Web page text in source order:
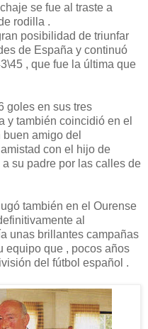
se fue al traste a
rodilla .
posibilidad de triunfar
de España y continuó
, que fue la última que
goles en sus tres
y también coincidió en el
amigo del
con el hijo de
su padre por las calles de
también en el Ourense
al
unas brillantes campañas
equipo que , pocos años
del fútbol español .